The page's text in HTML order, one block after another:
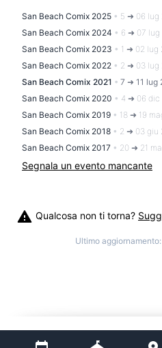
San Beach Comix 2025 • 5 ➜ 06 lug
San Beach Comix 2024 • 6 ➜ 07 lug
San Beach Comix 2023 • 1 ➜ 02 lug
San Beach Comix 2022 • 2 ➜ 03 lug
San Beach Comix 2021 • 7 ➜ 11 lug
San Beach Comix 2020 • 4 ➜ 06 dic
San Beach Comix 2019 • 18 ➜ 19
San Beach Comix 2018 • 2 ➜ 03 giu
San Beach Comix 2017 • 20 ➜ 21
Segnala un evento mancante
Qualcosa non ti torna?
Ultimo aggiornamento:
©2026Cosplitaly - Cosplay